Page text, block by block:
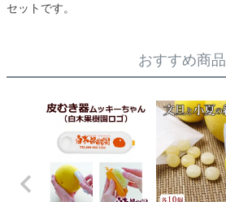
セットです。
おすすめ商品